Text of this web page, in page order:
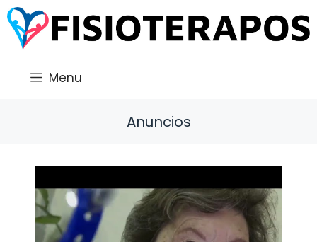
Saltar
al
contenido
Menu
Anuncios